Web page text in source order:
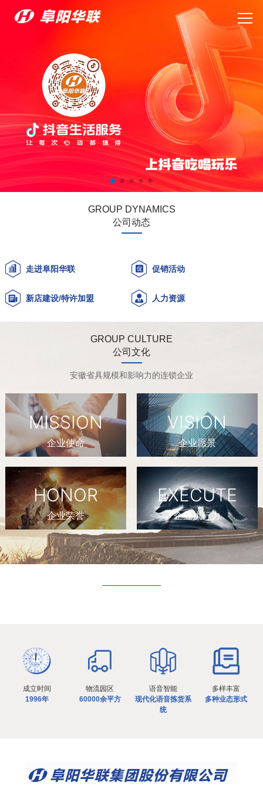
GROUP DYNAMICS
公司动态
走进阜阳华联 促销活动
新店建设/特许加盟 人力资源
GROUP CULTURE
公司文化
安徽省具规模和影响力的连锁企业
MISSION
企业使命
VISION
企业愿景
HONOR
企业荣誉
EXECUTE
企业执行力
成立时间
1996年
物流园区
60000余平方
语音智能
现代化语音拣货系
统
多样丰富
多种业态形式